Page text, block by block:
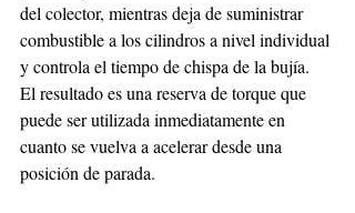
del colector, mientras deja de suministrar
combustible a los cilindros a nivel individual
y controla el tiempo de chispa de la bujía.
El resultado es una reserva de torque que
puede ser utilizada inmediatamente en
cuanto se vuelva a acelerar desde una
posición de parada.